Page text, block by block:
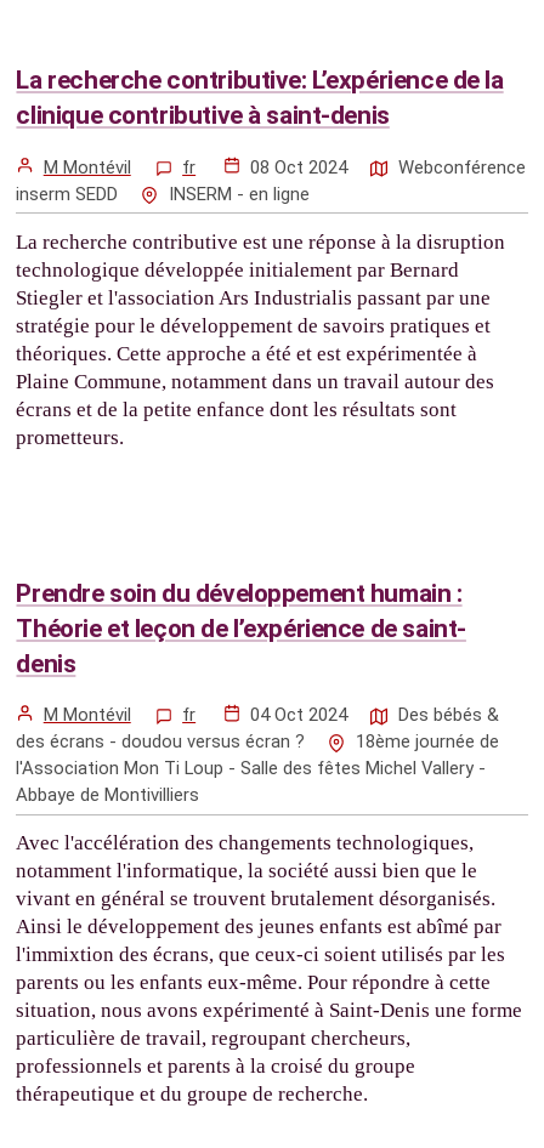
La recherche contributive: L’expérience de la
clinique contributive à saint-denis
M Montévil fr 08 Oct 2024
Webconférence
inserm SEDD
INSERM - en ligne
La recherche contributive est une réponse à la disruption
technologique développée initialement par Bernard
Stiegler et l'association Ars Industrialis passant par une
stratégie pour le développement de savoirs pratiques et
théoriques. Cette approche a été et est expérimentée à
Plaine Commune, notamment dans un travail autour des
écrans et de la petite enfance dont les résultats sont
prometteurs.
Prendre soin du développement humain :
Théorie et leçon de l’expérience de saint-
denis
M Montévil fr 04 Oct 2024
Des bébés &
des écrans - doudou versus écran ?
18ème journée de
l'Association Mon Ti Loup - Salle des fêtes Michel Vallery -
Abbaye de Montivilliers
Avec l'accélération des changements technologiques,
notamment l'informatique, la société aussi bien que le
vivant en général se trouvent brutalement désorganisés.
Ainsi le développement des jeunes enfants est abîmé par
l'immixtion des écrans, que ceux-ci soient utilisés par les
parents ou les enfants eux-même. Pour répondre à cette
situation, nous avons expérimenté à Saint-Denis une forme
particulière de travail, regroupant chercheurs,
professionnels et parents à la croisé du groupe
thérapeutique et du groupe de recherche.